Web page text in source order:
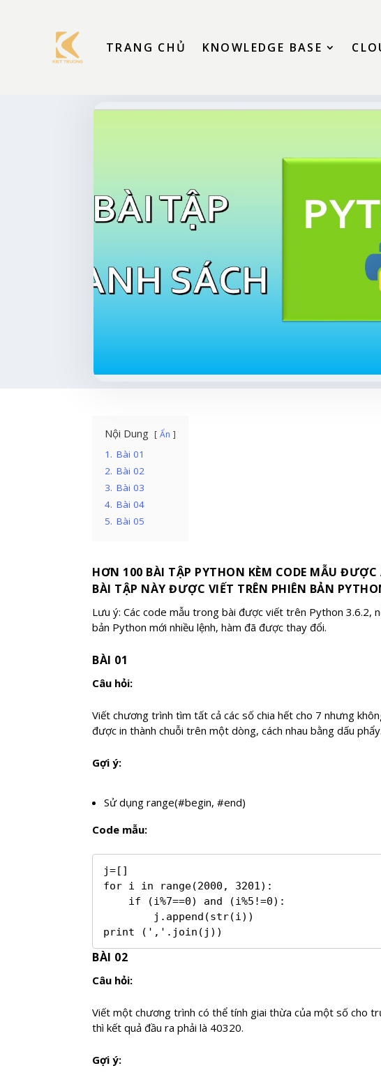
TRANG CHỦ KNOWLEDGE BASE
Nội Dung Ẩn
1. Bài 01
2. Bài 02
3. Bài 03
4. Bài 04
5. Bài 05
HƠN 100 BÀI TẬP PYTHON KÈM CODE MẪU
BÀI TẬP NÀY ĐƯỢC VIẾT TRÊN PHIÊN BẢN
Lưu ý: Các code mẫu trong bài được viết trên Python
bản Python mới nhiều lệnh, hàm đã được thay đổi.
BÀI 01
Câu hỏi:
Viết chương trình tìm tất cả các số chia hết cho 7 nhưng
được in thành chuỗi trên một dòng, cách nhau bằng dấu phẩy.
Gợi ý:
Sử dụng range(#begin, #end)
Code mẫu:
j=[]
for i in range(2000, 3201):
print (','.join(j))
BÀI 02
Câu hỏi:
Viết một chương trình có thể tính giai thừa của một số cho
thì kết quả đầu ra phải là 40320.
Gợi ý: